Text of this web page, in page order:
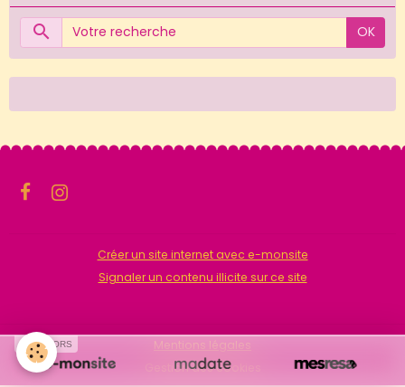
OK
Créer un site internet avec e-monsite
Signaler un contenu illicite sur ce site
Mentions légales
Gestion des cookies
SPONSORS